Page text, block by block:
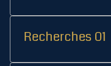
Recherches 01